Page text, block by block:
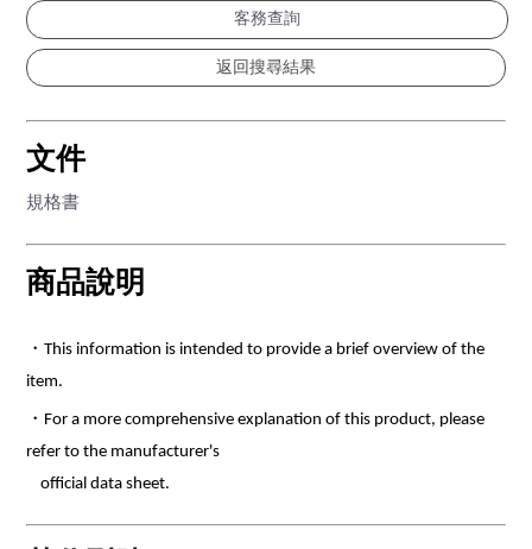
客務查詢
文件
規格書
商品說明
・This information is intended to provide a brief overview of the
item.
・For a more comprehensive explanation of this product, please
refer to the manufacturer's
official data sheet.